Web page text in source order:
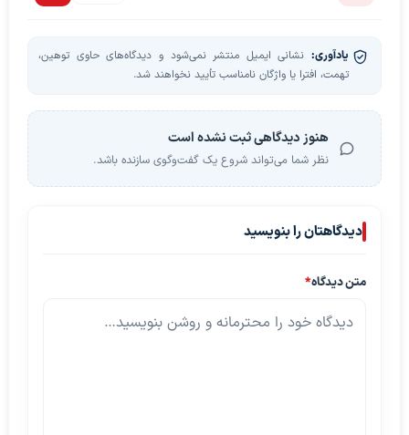
یادآوری: نشانی ایمیل منتشر نمی‌شود و دیدگاه‌های حاوی توهین،
تهمت، افترا یا واژگان نامناسب تأیید نخواهند شد.
هنوز دیدگاهی ثبت نشده است
نظر شما می‌تواند شروع یک گفت‌وگوی سازنده باشد.
دیدگاهتان را بنویسید
متن دیدگاه*